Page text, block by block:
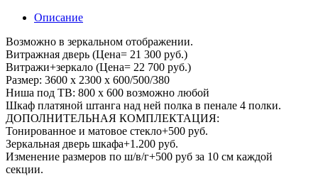
Описание
Возможно в зеркальном отображении.
Витражная дверь (Цена= 21 300 руб.)
Витражи+зеркало (Цена= 22 700 руб.)
Размер: 3600 х 2300 х 600/500/380
Ниша под ТВ: 800 х 600 возможно любой
Шкаф платяной штанга над ней полка в пенале 4 полки.
ДОПОЛНИТЕЛЬНАЯ КОМПЛЕКТАЦИЯ:
Тонированное и матовое стекло+500 руб.
Зеркальная дверь шкафа+1.200 руб.
Изменение размеров по ш/в/г+500 руб за 10 см каждой
секции.